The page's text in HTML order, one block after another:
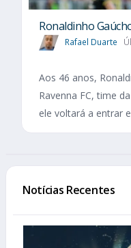
Ronaldinho
Rafael Duarte
Aos 46 anos,
Ravenna FC, time
ele voltará a entrar
Notícias Recentes